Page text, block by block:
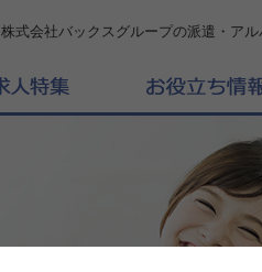
株式会社バックスグループの派遣・ア